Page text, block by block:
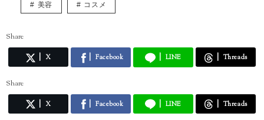
美容 コスメ
Share
X Facebook LINE Threads
Share
X Facebook LINE Threads